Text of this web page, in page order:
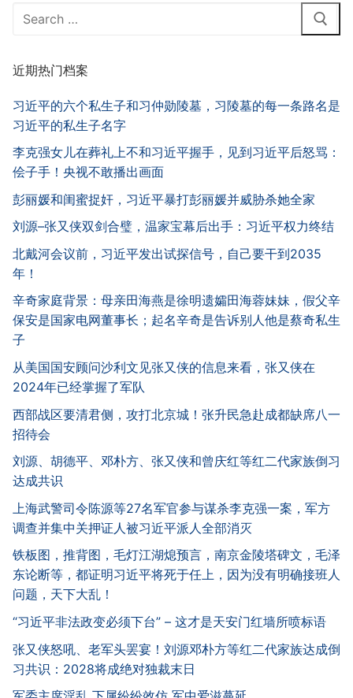
Search
近期热门档案
习近平的六个私生子和习仲勋陵墓，习陵墓的每一条路名是
习近平的私生子名字
李克强女儿在葬礼上不和习近平握手，见到习近平后怒骂：
侩子手！央视不敢播出画面
彭丽媛和闺蜜捉奸，习近平暴打彭丽媛并威胁杀她全家
刘源–张又侠双剑合璧，温家宝幕后出手：习近平权力终结
北戴河会议前，习近平发出试探信号，自己要干到2035
年！
辛奇家庭背景：母亲田海燕是徐明遗孀田海蓉妹妹，假父辛
保安是国家电网董事长；起名辛奇是告诉别人他是蔡奇私生
子
从美国国安顾问沙利文见张又侠的信息来看，张又侠在
2024年已经掌握了军队
西部战区要清君侧，攻打北京城！张升民急赴成都缺席八一
招待会
刘源、胡德平、邓朴方、张又侠和曾庆红等红二代家族倒习
达成共识
上海武警司令陈源等27名军官参与谋杀李克强一案，军方
调查并集中关押证人被习近平派人全部消灭
铁板图，推背图，毛灯江湖熄预言，南京金陵塔碑文，毛泽
东论断等，都证明习近平将死于任上，因为没有明确接班人
问题，天下大乱！
“习近平非法政变必须下台” – 这才是天安门红墙所喷标语
张又侠怒吼、老军头罢宴！刘源邓朴方等红二代家族达成倒
习共识：2028将成绝对独裁末日